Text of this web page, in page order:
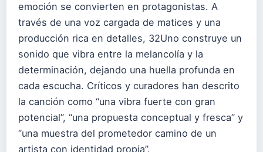
emoción se convierten en protagonistas. A
través de una voz cargada de matices y una
producción rica en detalles, 32Uno construye un
sonido que vibra entre la melancolía y la
determinación, dejando una huella profunda en
cada escucha. Críticos y curadores han descrito
la canción como “una vibra fuerte con gran
potencial”, “una propuesta conceptual y fresca” y
“una muestra del prometedor camino de un
artista con identidad propia”.